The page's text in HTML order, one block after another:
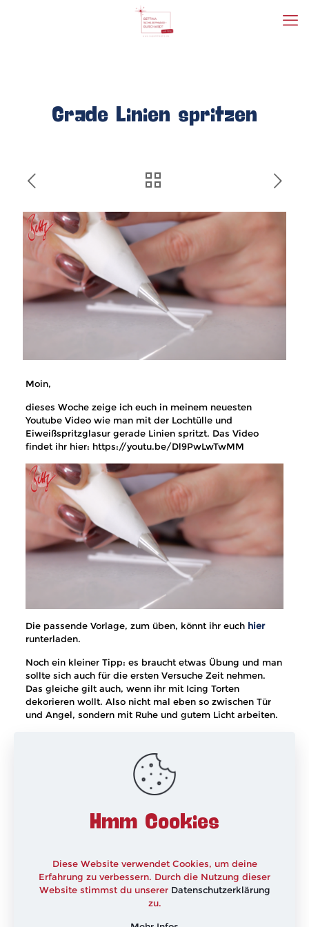
Grade Linien spritzen
Moin,
dieses Woche zeige ich euch in meinem neuesten
Youtube Video wie man mit der Lochtülle und
Eiweißspritzglasur gerade Linien spritzt. Das Video
findet ihr hier: https://youtu.be/Dl9PwLwTwMM
Die passende Vorlage, zum üben, könnt ihr euch hier
runterladen.
Noch ein kleiner Tipp: es braucht etwas Übung und man
sollte sich auch für die ersten Versuche Zeit nehmen.
Das gleiche gilt auch, wenn ihr mit Icing Torten
dekorieren wollt. Also nicht mal eben so zwischen Tür
und Angel, sondern mit Ruhe und gutem Licht arbeiten.
freue mich über Euer Feedback
Hmm Cookies
Diese Website verwendet Cookies, um deine
Erfahrung zu verbessern. Durch die Nutzung dieser
Website stimmst du unserer Datenschutzerklärung
zu.